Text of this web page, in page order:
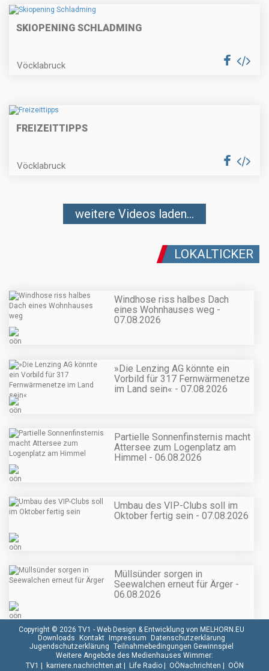
SKIOPENING SCHLADMING
Vöcklabruck
FREIZEITTIPPS
Vöcklabruck
weitere Videos laden...
LOKALTICKER
Windhose riss halbes Dach
eines Wohnhauses weg -
07.08.2026
»Die Lenzing AG könnte ein
Vorbild für 317 Fernwärmenetze
im Land sein« - 07.08.2026
Partielle Sonnenfinsternis macht
Attersee zum Logenplatz am
Himmel - 06.08.2026
Umbau des VIP-Clubs soll im
Oktober fertig sein - 07.08.2026
Müllsünder sorgen in
Seewalchen erneut für Ärger -
06.08.2026
Copyright © 2026 TV1 - Web Design & Entwicklung von MELHORN.EU
Downloads
Kontakt Impressum
Datenschutzerklärung
Jugendschutzerklärung Teilnahmebedingungen Gewinnspiel
Weitere Angebote des Medienhauses Wimmer:
TV1
karriere.nachrichten.at| Life Radio| OÖNachrichten OÖN